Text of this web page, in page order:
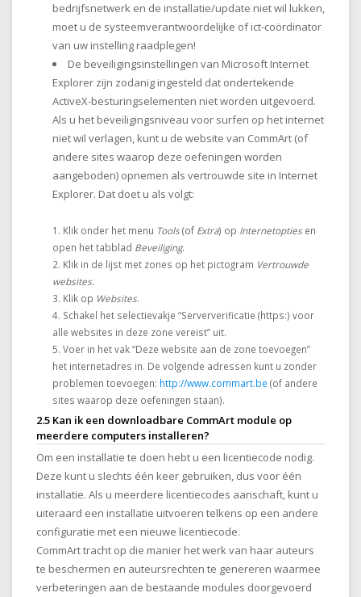
bedrijfsnetwerk en de installatie/update niet wil lukken,
moet u de systeemverantwoordelijke of ict-coördinator
van uw instelling raadplegen!
De beveiligingsinstellingen van Microsoft Internet
Explorer zijn zodanig ingesteld dat ondertekende
ActiveX-besturingselementen niet worden uitgevoerd.
Als u het beveiligingsniveau voor surfen op het internet
niet wil verlagen, kunt u de website van CommArt (of
andere sites waarop deze oefeningen worden
aangeboden) opnemen als vertrouwde site in Internet
Explorer. Dat doet u als volgt:
Klik onder het menu Tools(of Extra) op Internetopties en
open het tabblad Beveiliging.
Klik in de lijst met zones op het pictogram Vertrouwde
websites.
Klik op Websites.
Schakel het selectievakje “Serververificatie (https:) voor
alle websites in deze zone vereist” uit.
Voer in het vak “Deze website aan de zone toevoegen”
het internetadres in. De volgende adressen kunt u zonder
problemen toevoegen: http://www.commart.be (of andere
sites waarop deze oefeningen staan).
2.5 Kan ik een downloadbare CommArt module op
meerdere computers installeren?
Om een installatie te doen hebt u een licentiecode nodig.
Deze kunt u slechts één keer gebruiken, dus voor één
installatie. Als u meerdere licentiecodes aanschaft, kunt u
uiteraard een installatie uitvoeren telkens op een andere
configuratie met een nieuwe licentiecode.
CommArt tracht op die manier het werk van haar auteurs
te beschermen en auteursrechten te genereren waarmee
verbeteringen aan de bestaande modules doorgevoerd